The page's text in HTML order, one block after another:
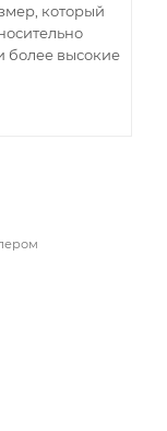
который
более высокие